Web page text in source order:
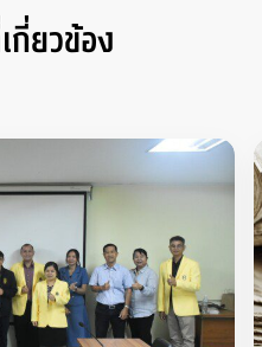
กี่ยวข้อง